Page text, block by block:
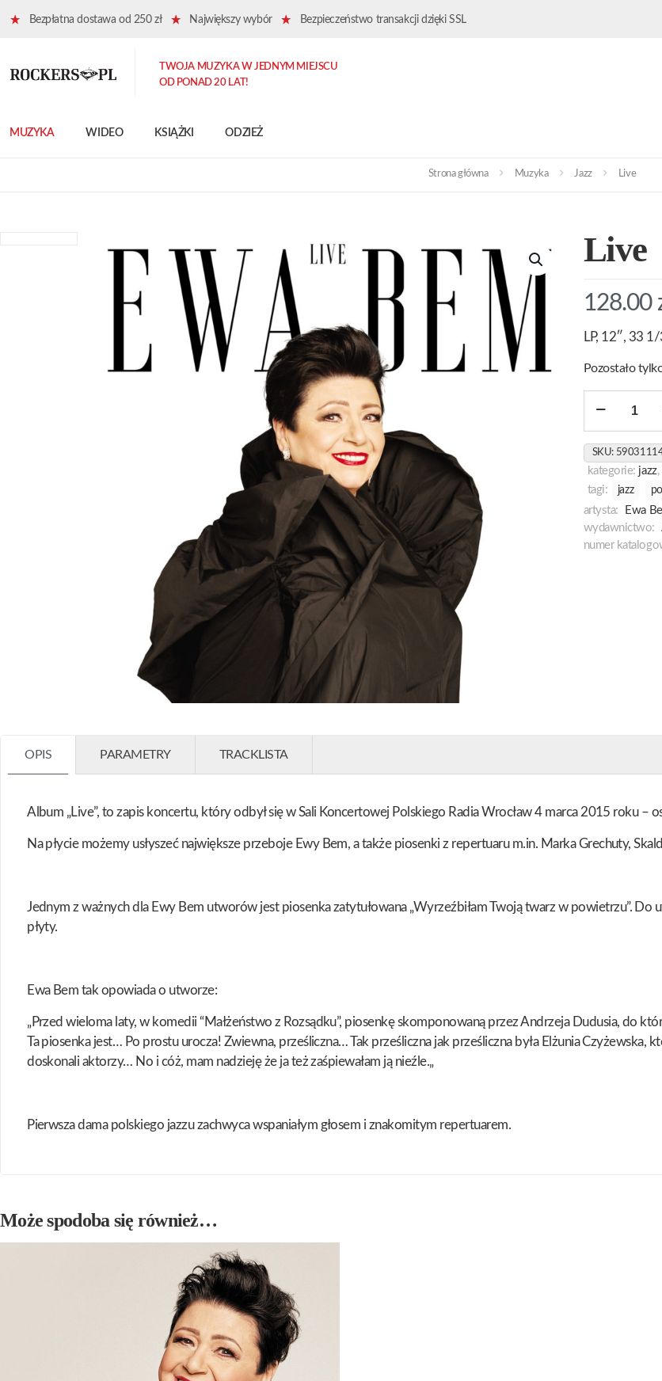
Bezpłatna dostawa od 250 zł Największy wybór Bezpieczeństwo transakcji dzięki SSL
MUZYKA WIDEO KSIĄŻKI ODZIEŻ
TWOJA MUZYKA W JEDNYM MIEJSCU
OD PONAD 20 LAT!
Strona główna Muzyka Jazz Live
Live
128.00
LP, 12″, 33
Pozostało
SKU:
kategorie: jazz,
tagi:
jazz
artysta:
Ewa
wydawnictwo:
numer
OPIS PARAMETRY TRACKLISTA
Album „Live”, to zapis koncertu, który odbył się w Sali Koncertowej Polskiego Radia Wrocław 4 marca 2015 roku –
Na płycie możemy usłyszeć największe przeboje Ewy Bem, a także piosenki z repertuaru m.in. Marka Grechuty,
Jednym z ważnych dla Ewy Bem utworów jest piosenka zatytułowana „Wyrzeźbiłam Twoją twarz w powietrzu”.
płyty.
Ewa Bem tak opowiada o utworze:
„Przed wieloma laty, w komedii “Małżeństwo z Rozsądku”, piosenkę skomponowaną przez Andrzeja Dudusia, do
Ta piosenka jest… Po prostu urocza! Zwiewna, prześliczna… Tak prześliczna jak prześliczna była Elżunia Czyżewska,
doskonali aktorzy… No i cóż, mam nadzieję że ja też zaśpiewałam ją nieźle.„
Pierwsza dama polskiego jazzu zachwyca wspaniałym głosem i znakomitym repertuarem.
Może spodoba się również…